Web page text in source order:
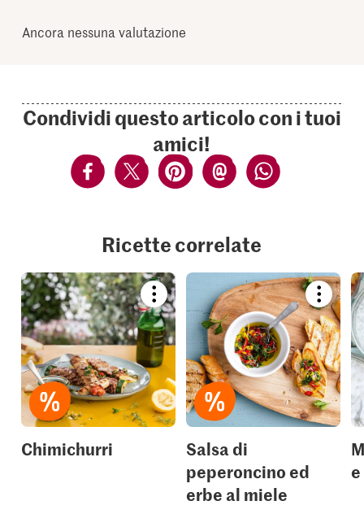
Ancora nessuna valutazione
Condividi questo articolo con i tuoi
amici!
Ricette correlate
Bookmark
recipe
or
add
it
to
your
collections.
Chimichurri
recipe
or
add
it
to
your
Salsa di
peperoncino ed
erbe al miele